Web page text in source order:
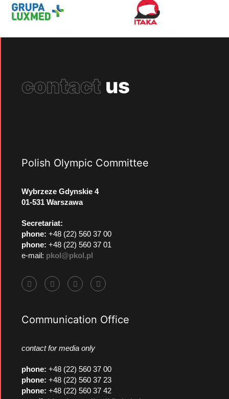
contact us
Polish Olympic Committee
Wybrzeze Gdynskie 4
01-531 Warszawa
Secretariat:
phone: +48 (22) 560 37 00
phone: +48 (22) 560 37 01
e-mail: pkol@pkol.pl
Communication Office
contact for media only
phone: +48 (22) 560 37 00
phone: +48 (22) 560 37 23
phone: +48 (22) 560 37 42